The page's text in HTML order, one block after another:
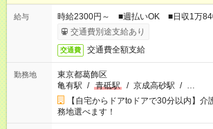
給与
時給2300円～ ■週払いOK ■日収1万
交通費別途支給あり
交通費 交通費全額支給
勤務地
東京都葛飾区
亀有駅 / 青砥駅 / 京成高砂駅 / …
【自宅からドアtoドアで30分以内】
務地選べます！